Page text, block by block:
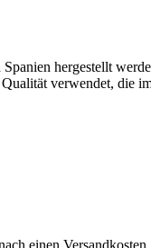
hergestellt
verwendet, die
einen Versandkosten.